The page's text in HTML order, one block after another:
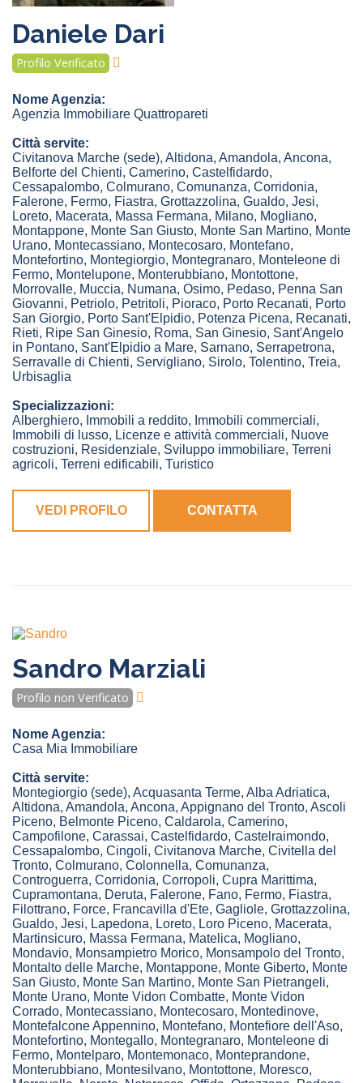
Daniele Dari
Profilo Verificato
Nome Agenzia:
Agenzia Immobiliare Quattropareti
Città servite:
Civitanova Marche (sede), Altidona, Amandola, Ancona,
Belforte del Chienti, Camerino, Castelfidardo,
Cessapalombo, Colmurano, Comunanza, Corridonia,
Falerone, Fermo, Fiastra, Grottazzolina, Gualdo, Jesi,
Loreto, Macerata, Massa Fermana, Milano, Mogliano,
Montappone, Monte San Giusto, Monte San Martino, Monte
Urano, Montecassiano, Montecosaro, Montefano,
Montefortino, Montegiorgio, Montegranaro, Monteleone di
Fermo, Montelupone, Monterubbiano, Montottone,
Morrovalle, Muccia, Numana, Osimo, Pedaso, Penna San
Giovanni, Petriolo, Petritoli, Pioraco, Porto Recanati, Porto
San Giorgio, Porto Sant'Elpidio, Potenza Picena, Recanati,
Rieti, Ripe San Ginesio, Roma, San Ginesio, Sant'Angelo
in Pontano, Sant'Elpidio a Mare, Sarnano, Serrapetrona,
Serravalle di Chienti, Servigliano, Sirolo, Tolentino, Treia,
Urbisaglia
Specializzazioni:
Alberghiero, Immobili a reddito, Immobili commerciali,
Immobili di lusso, Licenze e attività commerciali, Nuove
costruzioni, Residenziale, Sviluppo immobiliare, Terreni
agricoli, Terreni edificabili, Turistico
VEDI PROFILO CONTATTA
Sandro Marziali
Profilo non Verificato
Nome Agenzia:
Casa Mia Immobiliare
Città servite:
Montegiorgio (sede), Acquasanta Terme, Alba Adriatica,
Altidona, Amandola, Ancona, Appignano del Tronto, Ascoli
Piceno, Belmonte Piceno, Caldarola, Camerino,
Campofilone, Carassai, Castelfidardo, Castelraimondo,
Cessapalombo, Cingoli, Civitanova Marche, Civitella del
Tronto, Colmurano, Colonnella, Comunanza,
Controguerra, Corridonia, Corropoli, Cupra Marittima,
Cupramontana, Deruta, Falerone, Fano, Fermo, Fiastra,
Filottrano, Force, Francavilla d'Ete, Gagliole, Grottazzolina,
Gualdo, Jesi, Lapedona, Loreto, Loro Piceno, Macerata,
Martinsicuro, Massa Fermana, Matelica, Mogliano,
Mondavio, Monsampietro Morico, Monsampolo del Tronto,
Montalto delle Marche, Montappone, Monte Giberto, Monte
San Giusto, Monte San Martino, Monte San Pietrangeli,
Monte Urano, Monte Vidon Combatte, Monte Vidon
Corrado, Montecassiano, Montecosaro, Montedinove,
Montefalcone Appennino, Montefano, Montefiore dell'Aso,
Montefortino, Montegallo, Montegranaro, Monteleone di
Fermo, Montelparo, Montemonaco, Monteprandone,
Monterubbiano, Montesilvano, Montottone, Moresco,